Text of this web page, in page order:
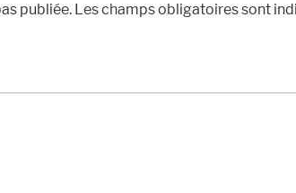
publiée. Les champs obligatoires sont